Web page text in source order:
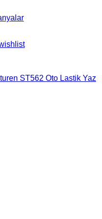
ST562 Oto Lastik Yaz